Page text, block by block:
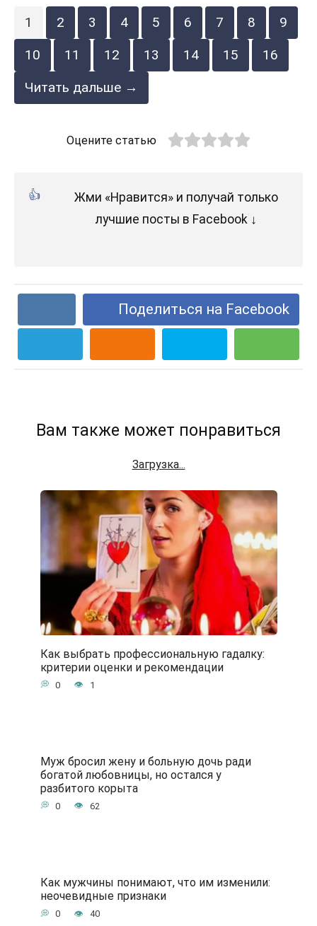
1 2 3 4 5 6 7 8
9
10
11 12 13 14 15
16
Читать дальше →
Оцените статью
Жми «Нравится» и получай только
лучшие посты в Facebook ↓
Поделиться на Facebook
Вам также может понравиться
Загрузка...
Как выбрать профессиональную гадалку:
критерии оценки и рекомендации
0 1
Муж бросил жену и больную дочь ради
богатой любовницы, но остался у
разбитого корыта
0 62
Как мужчины понимают, что им изменили:
неочевидные признаки
0 40